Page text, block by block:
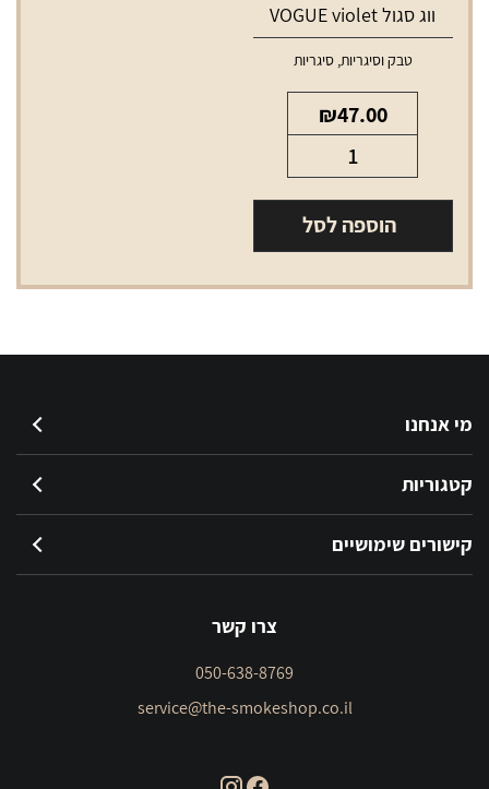
ווג סגול VOGUE violet
טבק וסיגריות,סיגריות
₪47.00
של
ווג
סגול
הוספה לסל
מי אנחנו
קטגוריות
קישורים שימושיים
צרו קשר
050-638-8769
service@the-smokeshop.co.il